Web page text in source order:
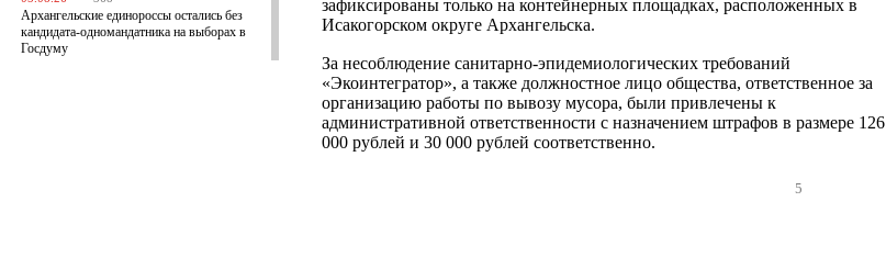
Архангельские единороссы остались без
кандидата-одномандатника на выборах в
Госдуму
зафиксированы только на контейнерных площадках, расположенных в
Исакогорском округе Архангельска.
За несоблюдение санитарно-эпидемиологических требований
«Экоинтегратор», а также должностное лицо общества, ответственное за
организацию работы по вывозу мусора, были привлечены к
административной ответственности с назначением штрафов в размере 126
000 рублей и 30 000 рублей соответственно.
5